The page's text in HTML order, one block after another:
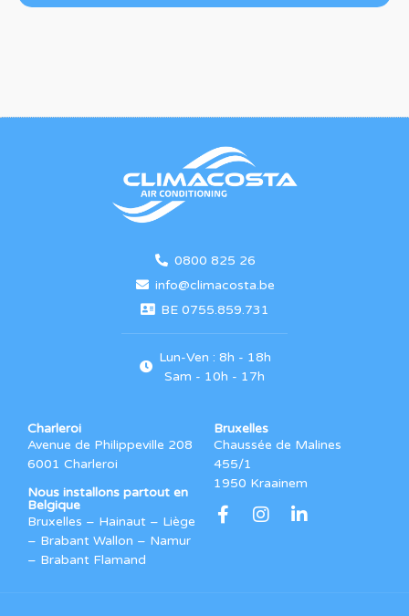
0800 825 26
info@climacosta.be
BE 0755.859.731
Lun-Ven : 8h - 18h
Sam - 10h - 17h
Charleroi
Avenue de Philippeville 208
6001 Charleroi
Nous installons partout en
Belgique
Bruxelles – Hainaut – Liège
– Brabant Wallon – Namur
– Brabant Flamand
Bruxelles
Chaussée de Malines
455/1
1950 Kraainem